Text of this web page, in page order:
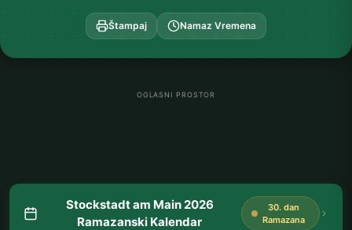
Štampaj Namaz Vremena
OGLASNI PROSTOR
Stockstadt am Main 2026
Ramazanski Kalendar
30. dan
Ramazana